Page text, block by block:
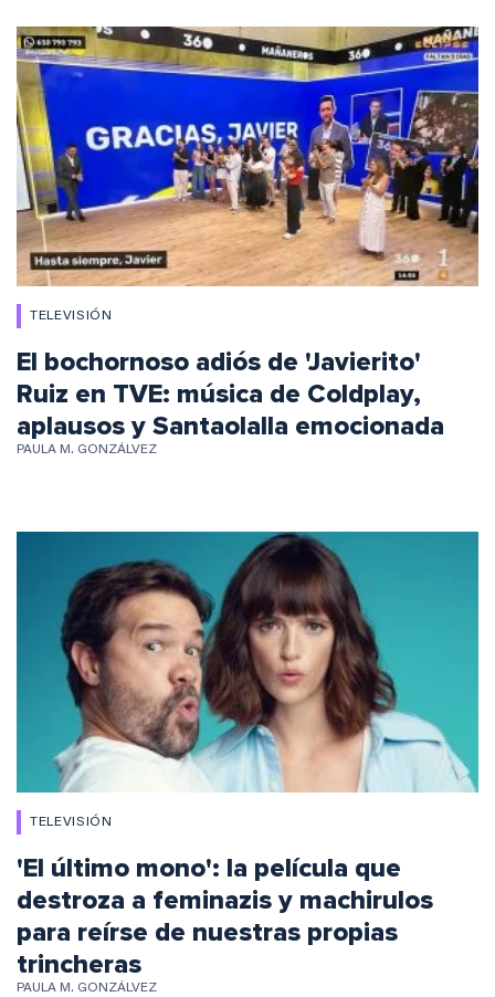
TELEVISIÓN
El bochornoso adiós de 'Javierito'
Ruiz en TVE: música de Coldplay,
aplausos y Santaolalla emocionada
PAULA M. GONZÁLVEZ
TELEVISIÓN
'El último mono': la película que
destroza a feminazis y machirulos
para reírse de nuestras propias
trincheras
PAULA M. GONZÁLVEZ